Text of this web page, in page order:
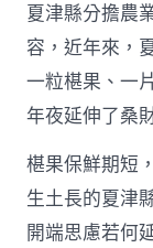
夏津縣分擔農
容，近年來，
一粒椹果、一
年夜延伸了桑
椹果保鮮期短
生土長的夏津
開端思慮若何